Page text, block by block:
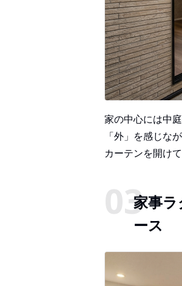
家の中心には中庭
「外」を感じな
カーテンを開け
家事
ース